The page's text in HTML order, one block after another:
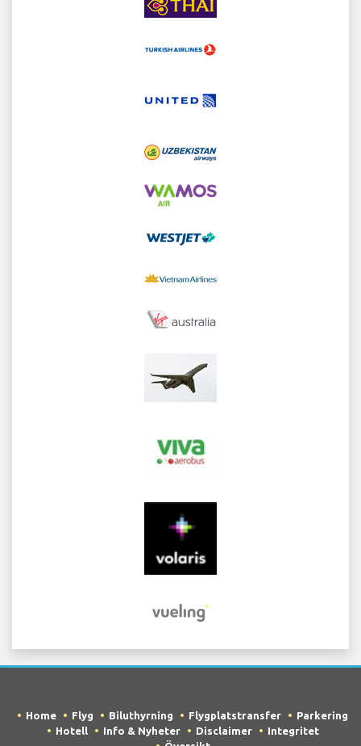
Home Flyg Biluthyrning Flygplatstransfer
Parkering
Hotell
Info & Nyheter Disclaimer
Integritet